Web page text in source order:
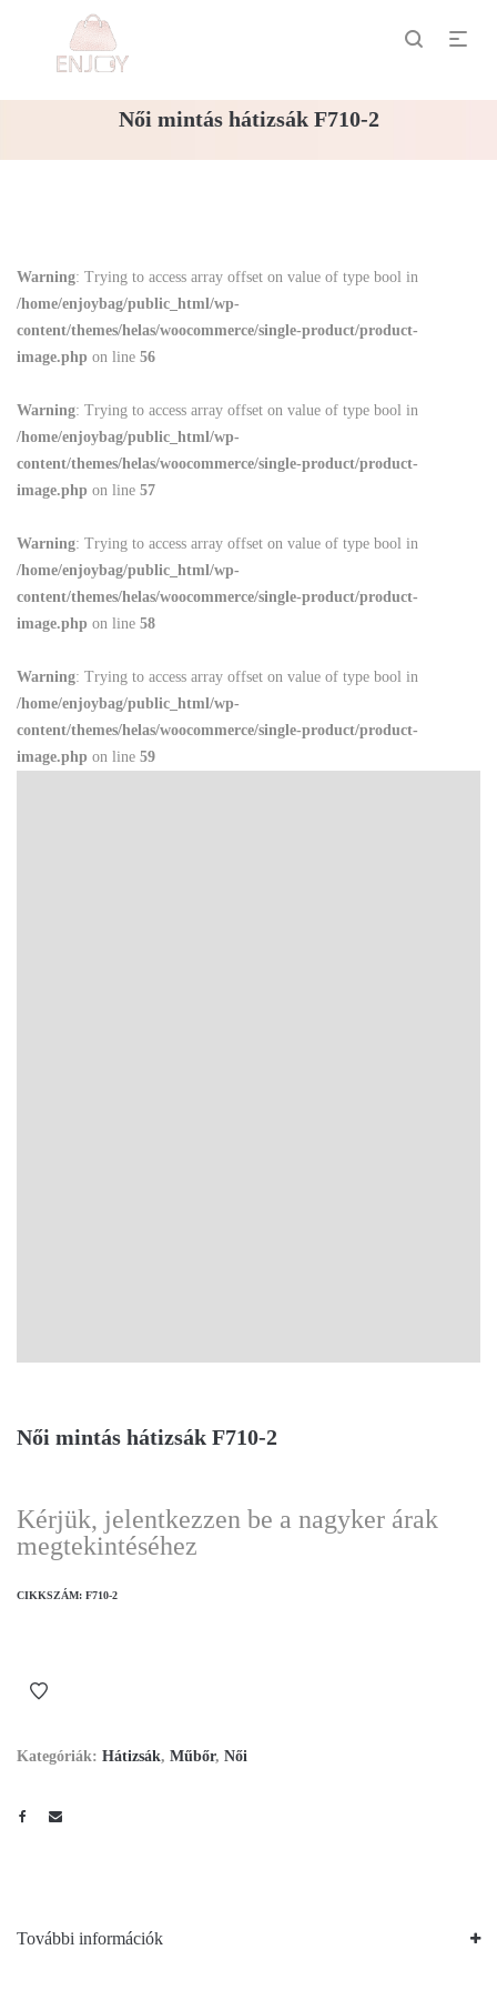
Női mintás hátizsák F710-2
Warning: Trying to access array offset on value of type bool in
/home/enjoybag/public_html/wp-
content/themes/helas/woocommerce/single-product/product-
image.php on line 56
Warning: Trying to access array offset on value of type bool in
/home/enjoybag/public_html/wp-
content/themes/helas/woocommerce/single-product/product-
image.php on line 57
Warning: Trying to access array offset on value of type bool in
/home/enjoybag/public_html/wp-
content/themes/helas/woocommerce/single-product/product-
image.php on line 58
Warning: Trying to access array offset on value of type bool in
/home/enjoybag/public_html/wp-
content/themes/helas/woocommerce/single-product/product-
image.php on line 59
Női mintás hátizsák F710-2
Kérjük, jelentkezzen be a nagyker árak
megtekintéséhez
CIKKSZÁM: F710-2
Kategóriák: Hátizsák, Műbőr, Női
További információk